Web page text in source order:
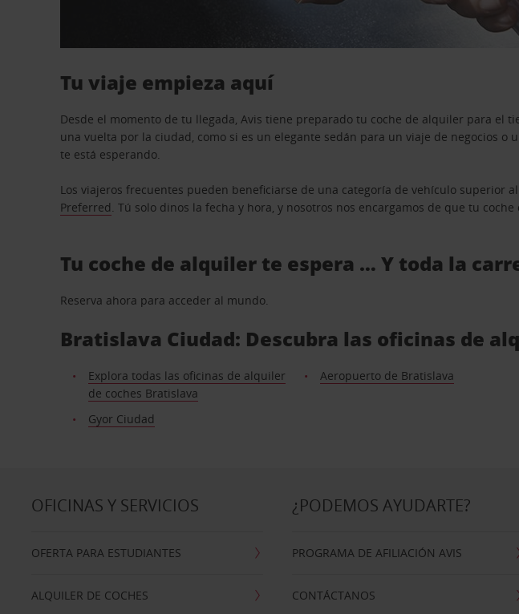
Tu viaje empieza aquí
Desde el momento de tu llegada, Avis tiene preparado tu coche de alquiler para el
una vuelta por la ciudad, como si es un elegante sedán para un viaje de negocios
te está esperando.
Los viajeros frecuentes pueden beneficiarse de una categoría de vehículo
Preferred. Tú solo dinos la fecha y hora, y nosotros nos encargamos de que tu
Tu coche de alquiler te espera … Y toda la
Reserva ahora para acceder al mundo.
Bratislava Ciudad: Descubra las oficinas de
Explora todas las oficinas de alquiler
de coches Bratislava
Aeropuerto de Bratislava
Gyor Ciudad
OFICINAS Y SERVICIOS
OFERTA PARA ESTUDIANTES
ALQUILER DE COCHES
¿PODEMOS AYUDARTE?
PROGRAMA DE AFILIACIÓN AVIS
CONTÁCTANOS